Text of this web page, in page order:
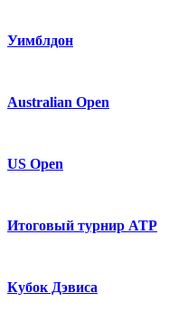
Уимблдон
Australian Open
US Open
Итоговый турнир ATP
Кубок Дэвиса